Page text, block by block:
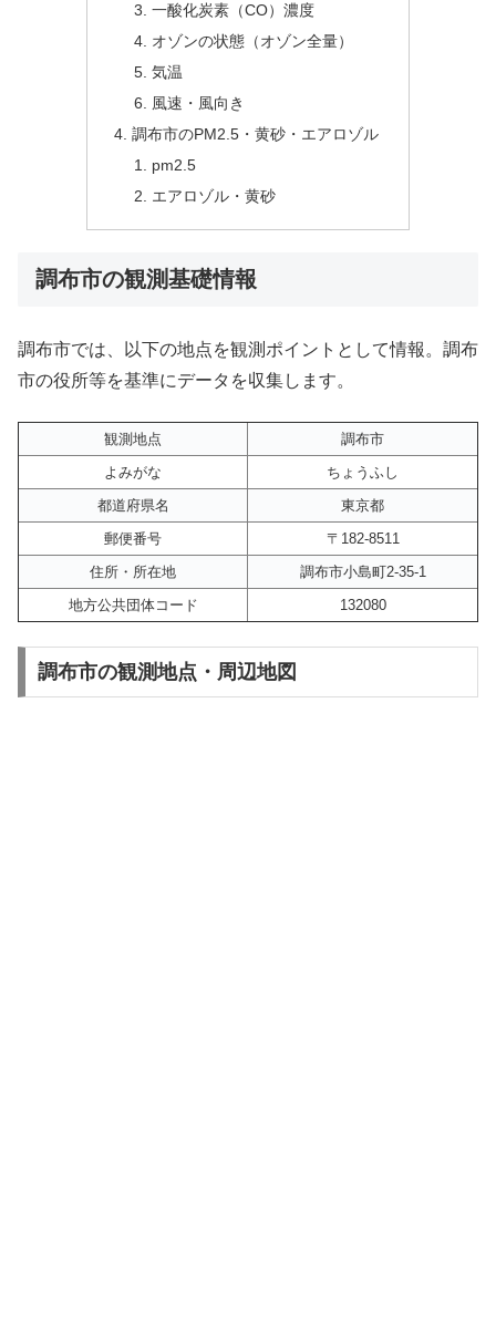
一酸化炭素（CO）濃度
オゾンの状態（オゾン全量）
気温
風速・風向き
調布市のPM2.5・黄砂・エアロゾル
pm2.5
エアロゾル・黄砂
調布市の観測基礎情報
調布市では、以下の地点を観測ポイントとして情報。調布
市の役所等を基準にデータを収集します。
観測地点
調布市
よみがな
ちょうふし
都道府県名
東京都
郵便番号
〒182-8511
住所・所在地
調布市小島町2-35-1
地方公共団体コード
132080
調布市の観測地点・周辺地図